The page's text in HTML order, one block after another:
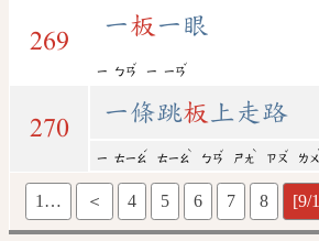
269
一板 一眼
ㄧ ㄅㄢ
ˇ
ㄧ ㄧㄢ
ˇ
270
一條跳板 上走路
ㄧ ㄊㄧㄠ
ˊ
ㄊㄧㄠ
ˋ
ㄅㄢ
ˇ
ㄕㄤ
ˋ
ㄗㄡ
ˇ
ㄌㄨ
1… ＜ 4 5 6 7 8 [9/